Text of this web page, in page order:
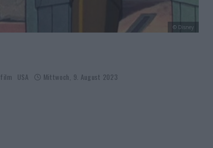
© Disney
USA Mittwoch, 9. August 2023